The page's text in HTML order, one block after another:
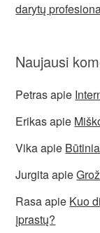
darytų
Naujausi
Petrasapie
Erikasapie
Vikaapie
Jurgitaapie
Rasaapie Kuo
įprastų?